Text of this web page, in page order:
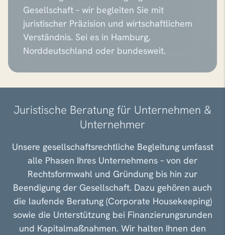
Gesellschaft – wir begleiten Sie mit
juristischer Präzision und wirtschaftlichem
Verständnis. Sei es in Hamburg,
Norddeutschland oder bundesweit.
Juristische Beratung für Unternehmen &
Unternehmer
Unsere gesellschaftsrechtliche Begleitung umfasst
alle Phasen Ihres Unternehmens – von der
Rechtsformwahl und Gründung bis hin zur
Beendigung der Gesellschaft. Dazu gehören auch
die laufende Beratung (Corporate Housekeeping)
sowie die Unterstützung bei Finanzierungsrunden
und Kapitalmaßnahmen. Wir halten Ihnen den